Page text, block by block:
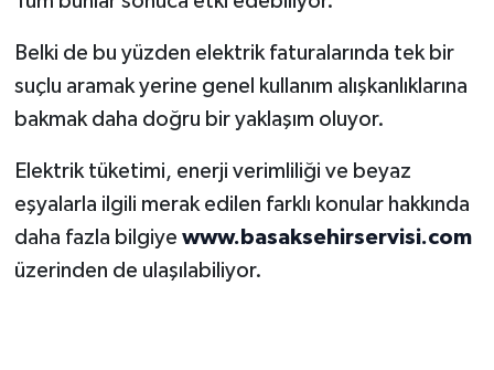
Belki de bu yüzden elektrik faturalarında tek bir
suçlu aramak yerine genel kullanım alışkanlıklarına
bakmak daha doğru bir yaklaşım oluyor.
Elektrik tüketimi, enerji verimliliği ve beyaz
eşyalarla ilgili merak edilen farklı konular hakkında
daha fazla bilgiye www.basaksehirservisi.com
üzerinden de ulaşılabiliyor.